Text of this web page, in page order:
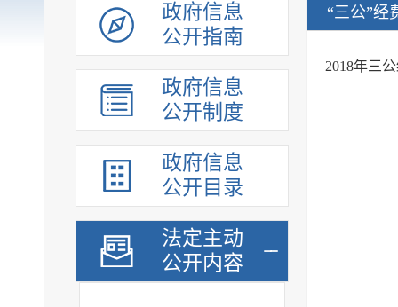
政府信息
公开指南
政府信息
公开制度
政府信息
公开目录
法定主动
公开内容
“三公”经
2018年三